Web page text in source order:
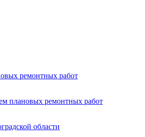
ремонтных работ
плановых ремонтных работ
области